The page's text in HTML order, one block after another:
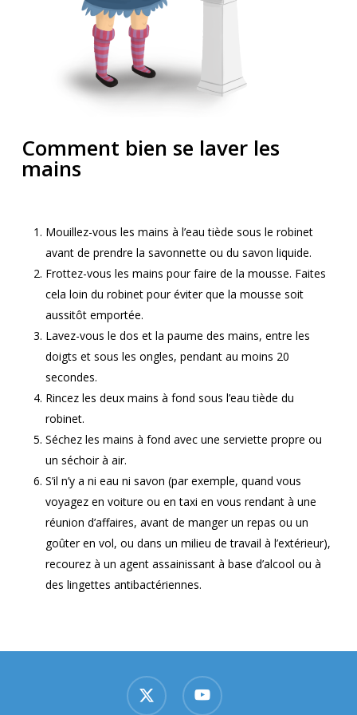
Comment bien se laver les
mains
Mouillez-vous les mains à l’eau tiède sous le robinet
avant de prendre la savonnette ou du savon liquide.
Frottez-vous les mains pour faire de la mousse. Faites
cela loin du robinet pour éviter que la mousse soit
aussitôt emportée.
Lavez-vous le dos et la paume des mains, entre les
doigts et sous les ongles, pendant au moins 20
secondes.
Rincez les deux mains à fond sous l’eau tiède du
robinet.
Séchez les mains à fond avec une serviette propre ou
un séchoir à air.
S’il n’y a ni eau ni savon (par exemple, quand vous
voyagez en voiture ou en taxi en vous rendant à une
réunion d’affaires, avant de manger un repas ou un
goûter en vol, ou dans un milieu de travail à l’extérieur),
recourez à un agent assainissant à base d’alcool ou à
des lingettes antibactériennes.
x-
twitter
youtube